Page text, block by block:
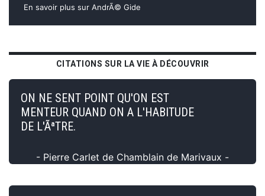
En savoir plus sur AndrÃ© Gide
CITATIONS SUR LA VIE À DÉCOUVRIR
ON NE SENT POINT QU'ON EST
MENTEUR QUAND ON A L'HABITUDE
DE L'ÃªTRE.
- Pierre Carlet de Chamblain de Marivaux -